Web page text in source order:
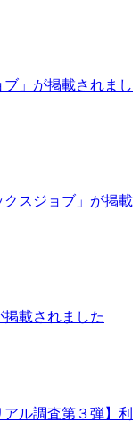
」が掲載されまし
スジョブ」が掲載
載されました
ル調査第３弾】利